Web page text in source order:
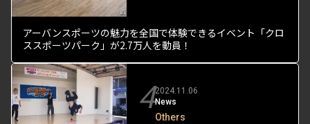
アーバンスポーツの魅力を全国で体験できるイベント「クロ
ススポーツパーク」が2.7万人を動員！
42024.11.06
News
Others